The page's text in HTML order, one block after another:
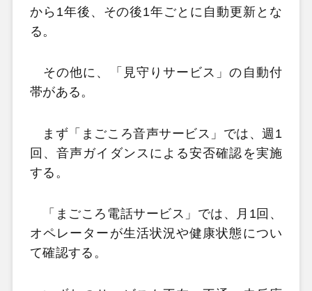
から1年後、その後1年ごとに自動更新とな
る。
その他に、「見守りサービス」の自動付
帯がある。
まず「まごころ音声サービス」では、週1
回、音声ガイダンスによる安否確認を実施
する。
「まごころ電話サービス」では、月1回、
オペレーターが生活状況や健康状態につい
て確認する。